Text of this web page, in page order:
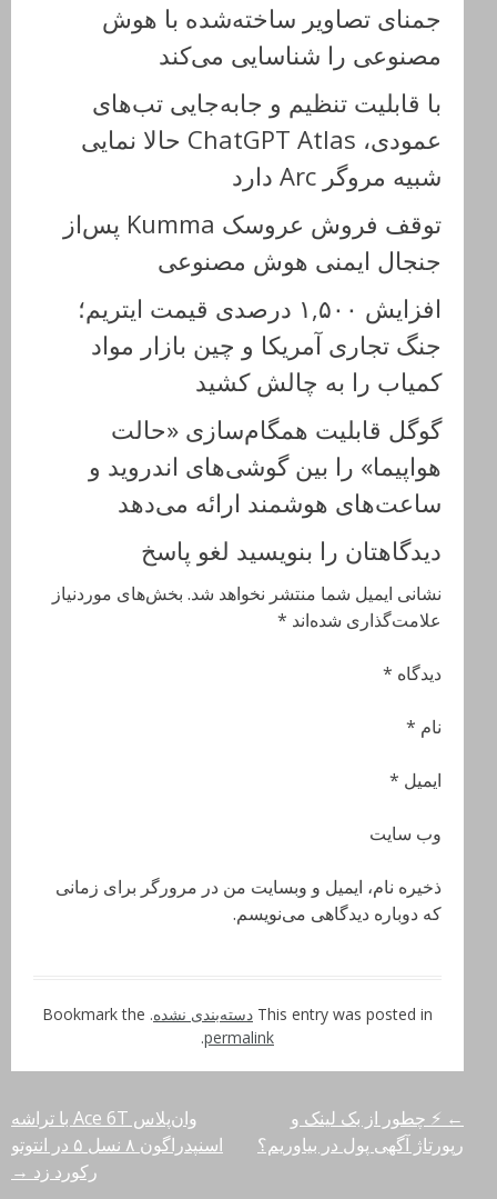
جمنای تصاویر ساخته‌شده با هوش
مصنوعی را شناسایی می‌کند
با قابلیت تنظیم و جابه‌جایی تب‌های
عمودی، ChatGPT Atlas حالا نمایی
شبیه مروگر Arc دارد
توقف فروش عروسک Kumma پس‌از
جنجال ایمنی هوش مصنوعی
افزایش ۱,۵۰۰ درصدی قیمت ایتریم؛
جنگ تجاری آمریکا و چین بازار مواد
کمیاب را به ‌چالش کشید
گوگل قابلیت همگام‌سازی «حالت
هواپیما» را بین گوشی‌های اندروید و
ساعت‌های هوشمند ارائه می‌دهد
دیدگاهتان را بنویسید لغو پاسخ
نشانی ایمیل شما منتشر نخواهد شد. بخش‌های موردنیاز
علامت‌گذاری شده‌اند *
دیدگاه *
نام *
ایمیل *
وب‌ سایت
ذخیره نام، ایمیل و وبسایت من در مرورگر برای زمانی
که دوباره دیدگاهی می‌نویسم.
This entry was posted in دسته‌بندی نشده. Bookmark the
permalink
.
راهبری
← ⚡ چطور از بک لینک و
رپورتاژ آگهی پول در بیاوریم؟
وان‌پلاس Ace 6T با تراشه
اسنپدراگون ۸ نسل ۵ در انتوتو
رکورد زد →